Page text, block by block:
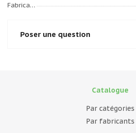
Fabricant
Poser une question
Catalogue
Par catégories
Par fabricants